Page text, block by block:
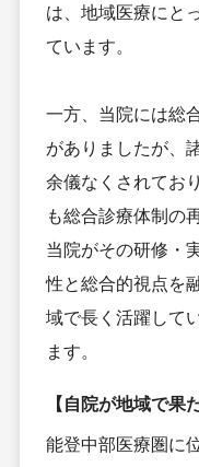
は、地域医療にと
ています。
一方、当院には総
がありましたが、
余儀なくされてお
も総合診療体制の
当院がその研修・
性と総合的視点を
域で長く活躍して
ます。
【自院が地域で果
能登中部医療圏に